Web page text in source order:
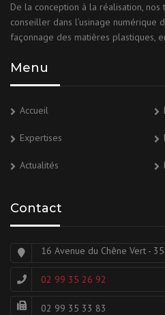
De la conception à la réalisation, nos
conseiller dans l’usinage numérique
façonnage des matières plastiques,
Menu
Accueil
Expertises
Actualités
Contact
16 Avenue du Chêne Vert -
02 99 35 26 92
02 99 35 33 83